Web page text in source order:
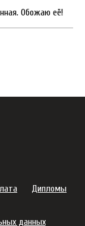
Обожаю её!
Дипломы
данных